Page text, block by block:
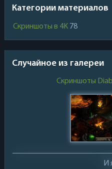
Категории материалов
Скриншоты в 4K 78
Случайное из галереи
Скриншоты
И